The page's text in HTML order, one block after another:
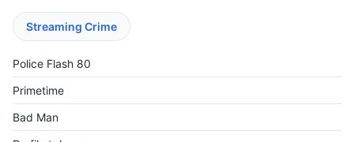
Streaming Crime
Police Flash 80
Primetime
Bad Man